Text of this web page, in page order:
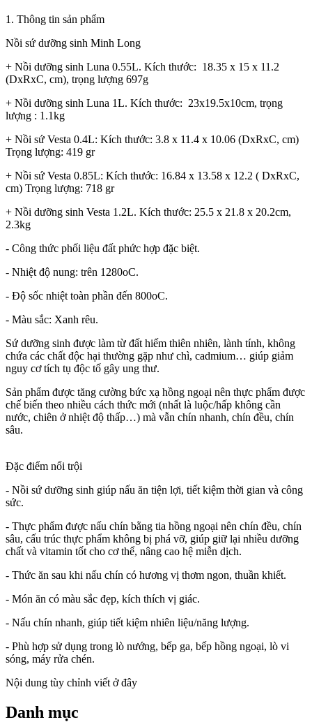
1. Thông tin sản phẩm
Nồi sứ dưỡng sinh Minh Long
+ Nồi dưỡng sinh Luna 0.55L. Kích thước: 18.35 x 15 x 11.2
(DxRxC, cm), trọng lượng 697g
+ Nồi dưỡng sinh Luna 1L. Kích thước: 23x19.5x10cm, trọng
lượng : 1.1kg
+ Nồi sứ Vesta 0.4L: Kích thước: 3.8 x 11.4 x 10.06 (DxRxC, cm)
Trọng lượng: 419 gr
+ Nồi sứ Vesta 0.85L: Kích thước: 16.84 x 13.58 x 12.2 ( DxRxC,
cm) Trọng lượng: 718 gr
+ Nồi dưỡng sinh Vesta 1.2L. Kích thước: 25.5 x 21.8 x 20.2cm,
2.3kg
- Công thức phối liệu đất phức hợp đặc biệt.
- Nhiệt độ nung: trên 1280oC.
- Độ sốc nhiệt toàn phần đến 800oC.
- Màu sắc: Xanh rêu.
Sứ dưỡng sinh được làm từ đất hiếm thiên nhiên, lành tính, không
chứa các chất độc hại thường gặp như chì, cadmium… giúp giảm
nguy cơ tích tụ độc tố gây ung thư.
Sản phẩm được tăng cường bức xạ hồng ngoại nên thực phẩm được
chế biến theo nhiều cách thức mới (nhất là luộc/hấp không cần
nước, chiên ở nhiệt độ thấp…) mà vẫn chín nhanh, chín đều, chín
sâu.
Đặc điểm nổi trội
- Nồi sứ dưỡng sinh giúp nấu ăn tiện lợi, tiết kiệm thời gian và công
sức.
- Thực phẩm được nấu chín bằng tia hồng ngoại nên chín đều, chín
sâu, cấu trúc thực phẩm không bị phá vỡ, giúp giữ lại nhiều dưỡng
chất và vitamin tốt cho cơ thể, nâng cao hệ miễn dịch.
- Thức ăn sau khi nấu chín có hương vị thơm ngon, thuần khiết.
- Món ăn có màu sắc đẹp, kích thích vị giác.
- Nấu chín nhanh, giúp tiết kiệm nhiên liệu/năng lượng.
- Phù hợp sử dụng trong lò nướng, bếp ga, bếp hồng ngoại, lò vi
sóng, máy rửa chén.
Nội dung tùy chỉnh viết ở đây
Danh mục